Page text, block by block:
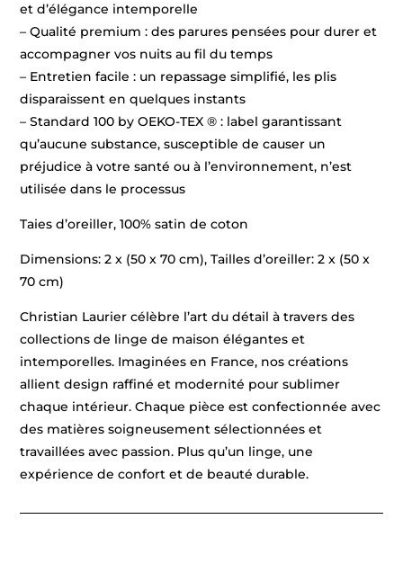
et d’élégance intemporelle
– Qualité premium : des parures pensées pour durer et
accompagner vos nuits au fil du temps
– Entretien facile : un repassage simplifié, les plis
disparaissent en quelques instants
– Standard 100 by OEKO-TEX ® : label garantissant
qu’aucune substance, susceptible de causer un
préjudice à votre santé ou à l’environnement, n’est
utilisée dans le processus
Taies d’oreiller, 100% satin de coton
Dimensions: 2 x (50 x 70 cm), Tailles d’oreiller: 2 x (50 x
70 cm)
Christian Laurier célèbre l’art du détail à travers des
collections de linge de maison élégantes et
intemporelles. Imaginées en France, nos créations
allient design raffiné et modernité pour sublimer
chaque intérieur. Chaque pièce est confectionnée avec
des matières soigneusement sélectionnées et
travaillées avec passion. Plus qu’un linge, une
expérience de confort et de beauté durable.